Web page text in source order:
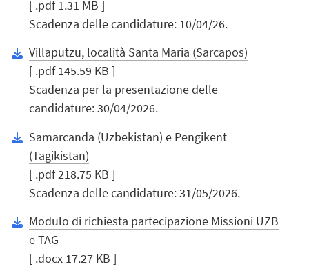
[ .pdf 1.31 MB ]
Scadenza delle candidature: 10/04/26.
Villaputzu, località Santa Maria (Sarcapos)
[ .pdf 145.59 KB ]
Scadenza per la presentazione delle
candidature: 30/04/2026.
Samarcanda (Uzbekistan) e Pengikent
(Tagikistan)
[ .pdf 218.75 KB ]
Scadenza delle candidature: 31/05/2026.
Modulo di richiesta partecipazione Missioni UZB
e TAG
[ .docx 17.27 KB ]